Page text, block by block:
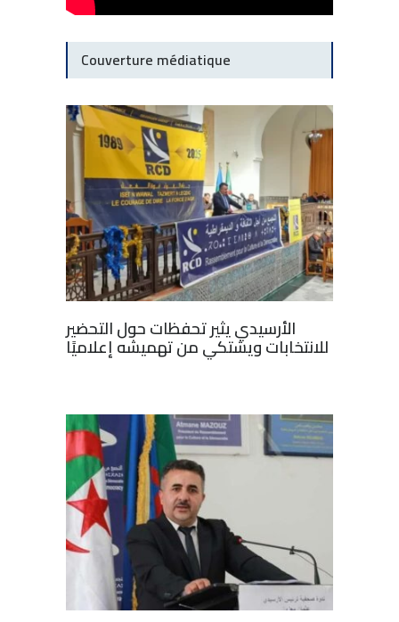
Couverture médiatique
الأرسيدي يثير تحفظات حول التحضير
للانتخابات ويشتكي من تهميشه إعلاميًا